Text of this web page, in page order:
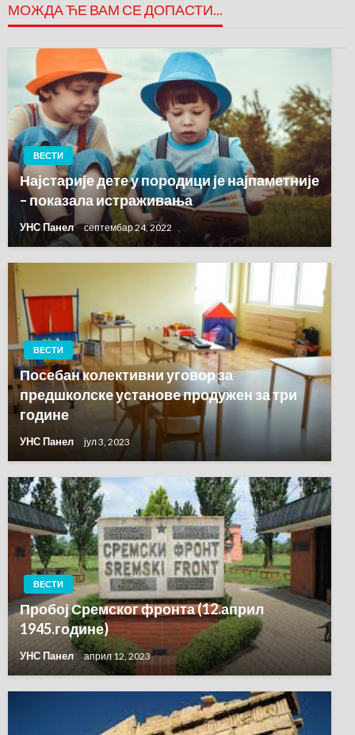
МОЖДА ЋЕ ВАМ СЕ ДОПАСТИ...
ВЕСТИ
Најстарије дете у породици је најпаметније
– показала истраживања
УНС Панел септембар 24, 2022
ВЕСТИ
Посебан колективни уговор за
предшколскe установe продужен за три
године
УНС Панел јул 3, 2023
ВЕСТИ
Пробој Сремског фронта (12.април
1945.године)
УНС Панел април 12, 2023